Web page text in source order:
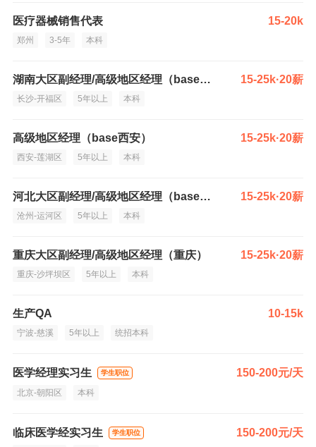
医疗器械销售代表 15-20k
郑州 3-5年 本科
湖南大区副经理/高级地区经理（base长沙） 15-25k·20薪
长沙-开福区 5年以上 本科
高级地区经理（base西安） 15-25k·20薪
西安-莲湖区 5年以上 本科
河北大区副经理/高级地区经理（base沧州/唐山/） 15-25k·20薪
沧州-运河区 5年以上 本科
重庆大区副经理/高级地区经理（重庆） 15-25k·20薪
重庆-沙坪坝区 5年以上 本科
生产QA 10-15k
宁波-慈溪 5年以上 统招本科
医学经理实习生 学生职位 150-200元/天
北京-朝阳区 本科
临床医学经实习生 学生职位 150-200元/天